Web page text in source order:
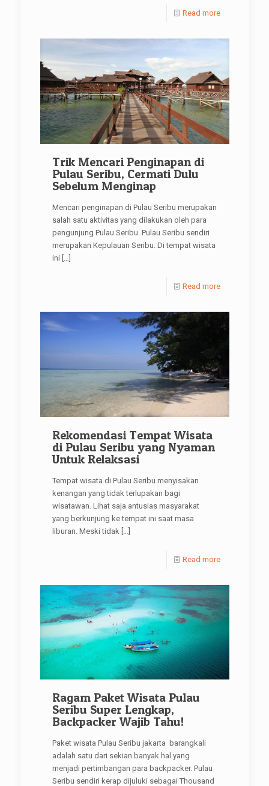
Read more
Trik Mencari Penginapan di
Pulau Seribu, Cermati Dulu
Sebelum Menginap
Mencari penginapan di Pulau Seribu merupakan
salah satu aktivitas yang dilakukan oleh para
pengunjung Pulau Seribu. Pulau Seribu sendiri
merupakan Kepulauan Seribu. Di tempat wisata
ini […]
Read more
Rekomendasi Tempat Wisata
di Pulau Seribu yang Nyaman
Untuk Relaksasi
Tempat wisata di Pulau Seribu menyisakan
kenangan yang tidak terlupakan bagi
wisatawan. Lihat saja antusias masyarakat
yang berkunjung ke tempat ini saat masa
liburan. Meski tidak[…]
Read more
Ragam Paket Wisata Pulau
Seribu Super Lengkap,
Backpacker Wajib Tahu!
Paket wisata Pulau Seribu jakarta barangkali
adalah satu dari sekian banyak hal yang
menjadi pertimbangan para backpacker. Pulau
Seribu sendiri kerap dijuluki sebagai Thousand